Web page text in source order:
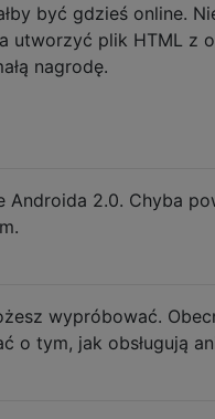
być gdzieś online.
utworzyć plik HTML z
nagrodę.
2.0. Chyba
wypróbować.
o tym, jak obsługują